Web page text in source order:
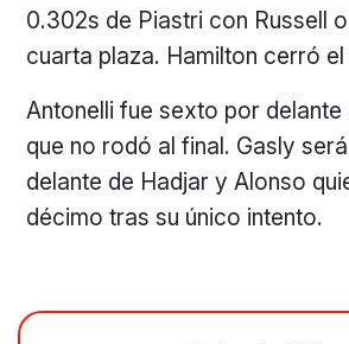
0.302s de Piastri con Russell
cuarta plaza. Hamilton cerró
Antonelli fue sexto por delante
que no rodó al final. Gasly
delante de Hadjar y Alonso
décimo tras su único intento.